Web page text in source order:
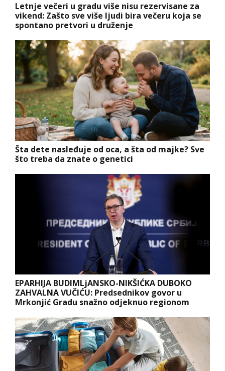
Letnje večeri u gradu više nisu rezervisane za
vikend: Zašto sve više ljudi bira večeru koja se
spontano pretvori u druženje
Šta dete nasleđuje od oca, a šta od majke? Sve
što treba da znate o genetici
EPARHIJA BUDIMLjANSKO-NIKŠIĆKA DUBOKO
ZAHVALNA VUČIĆU: Predsednikov govor u
Mrkonjić Gradu snažno odjeknuo regionom